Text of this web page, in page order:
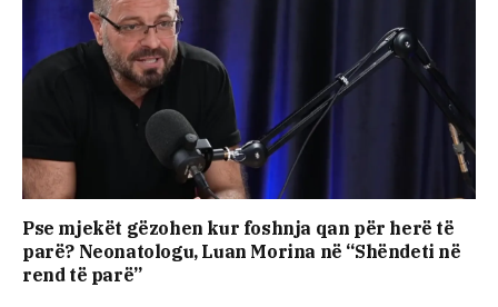
Pse mjekët gëzohen kur foshnja qan për herë të
parë? Neonatologu, Luan Morina në “Shëndeti në
rend të parë”